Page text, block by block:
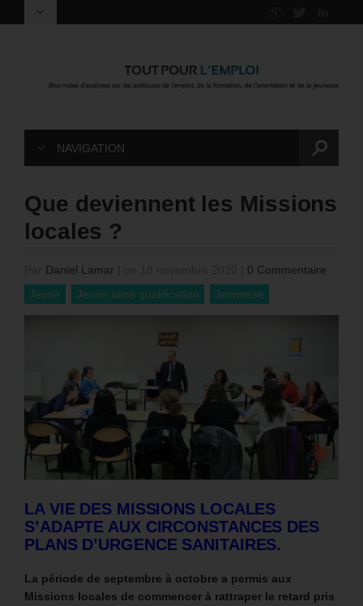
NAVIGATION
Que deviennent les Missions
locales ?
Daniel Lamar
0 Commentaire
Jeune
Jeune sans qualification Jeunesse
LA VIE DES MISSIONS LOCALES
S’ADAPTE AUX CIRCONSTANCES DES
PLANS D’URGENCE SANITAIRES.
La période de septembre à octobre a permis aux
Missions locales de commencer à rattraper le retard pris